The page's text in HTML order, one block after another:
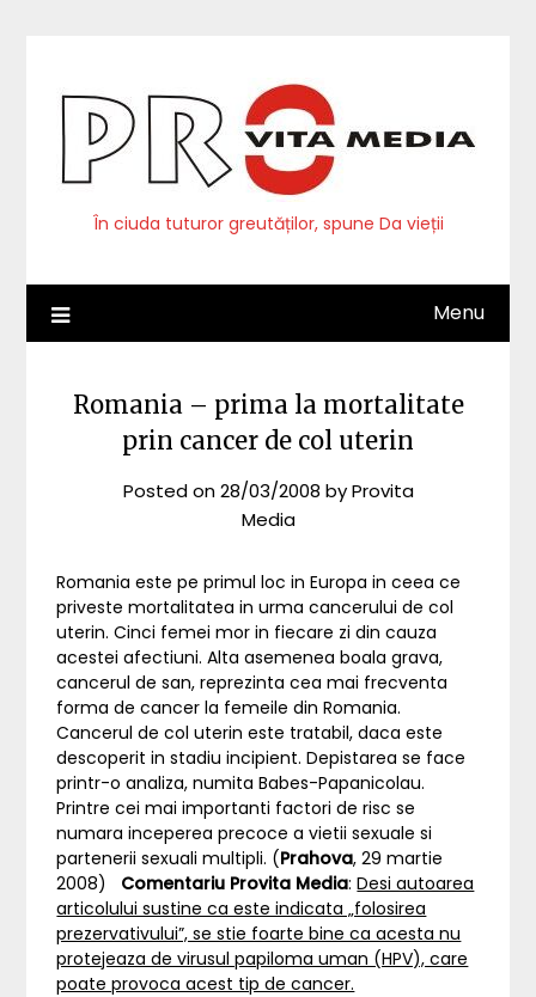
În ciuda tuturor greutăților, spune Da vieții
Menu
Romania – prima la mortalitate
prin cancer de col uterin
Posted on28/03/2008 byProvita
Media
Romania este pe primul loc in Europa in ceea ce
priveste mortalitatea in urma cancerului de col
uterin. Cinci femei mor in fiecare zi din cauza
acestei afectiuni. Alta asemenea boala grava,
cancerul de san, reprezinta cea mai frecventa
forma de cancer la femeile din Romania.
Cancerul de col uterin este tratabil, daca este
descoperit in stadiu incipient. Depistarea se face
printr-o analiza, numita Babes-Papanicolau.
Printre cei mai importanti factori de risc se
numara inceperea precoce a vietii sexuale si
partenerii sexuali multipli. (Prahova, 29 martie
2008) Comentariu Provita Media:Desi autoarea
articolului sustine ca este indicata „folosirea
prezervativului”, se stie foarte bine ca acesta nu
protejeaza de virusul papiloma uman (HPV), care
poate provoca acest tip de cancer.